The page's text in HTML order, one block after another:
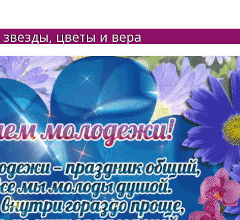
цветы и вера